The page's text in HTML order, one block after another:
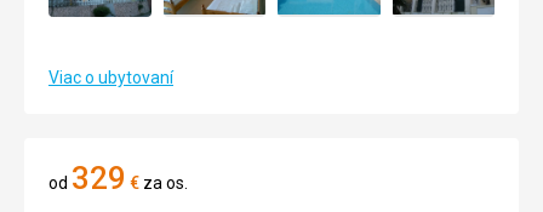
Viac o ubytovaní
od 329 € za os.